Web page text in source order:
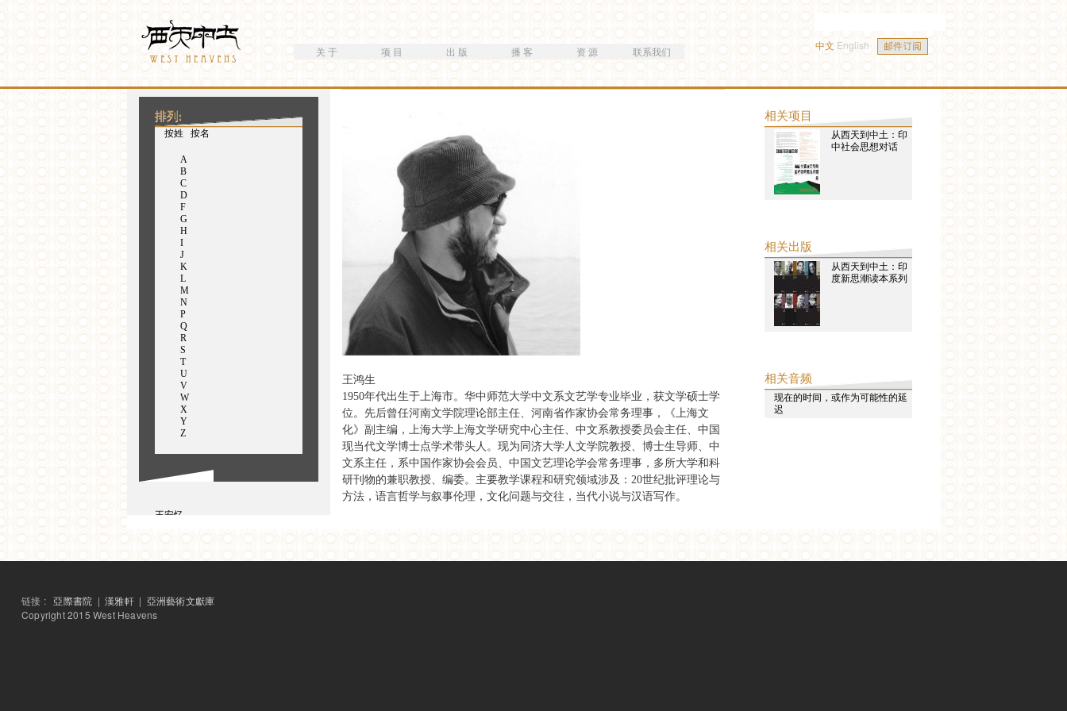
主
要
Westheavens
关 于 项 目 出 版 播 客 资 源 联系我们
搜索表单
搜索
中文 English
你在这里
王鸿生
1950年代出生于上海市。华中师范大学中文系文艺学专业毕业，获文学硕士学
位。先后曾任河南文学院理论部主任、河南省作家协会常务理事，《上海文
化》副主编，上海大学上海文学研究中心主任、中文系教授委员会主任、中国
现当代文学博士点学术带头人。现为同济大学人文学院教授、博士生导师、中
文系主任，系中国作家协会会员、中国文艺理论学会常务理事，多所大学和科
研刊物的兼职教授、编委。主要教学课程和研究领域涉及：20世纪批评理论与
方法，语言哲学与叙事伦理，文化问题与交往，当代小说与汉语写作。
排列:
按姓
（活动标签） 按名
A
B
C
D
F
G
H
I
J
K
L
M
N
P
Q
R
S
T
U
V
W
X
Y
Z
王安忆
汪晖
乌帕迪亚，赫玛
WuJueren
王炜
吴欣霏
相关项目
从西天到中土：印
中社会思想对话
相关出版
从西天到中土：印
度新思潮读本系列
相关音频
现在的时间，或作为可能性的延
迟
链接 :亞際書院 |漢雅軒 | 亞洲藝術文獻庫
Copyright 2015 West Heavens